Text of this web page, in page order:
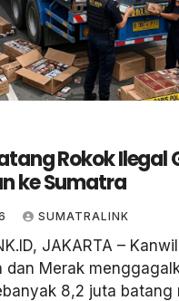
Rokok Ilegal
ke Sumatra
SUMATRALINK
JAKARTA –
dan Merak
8,2 juta batang